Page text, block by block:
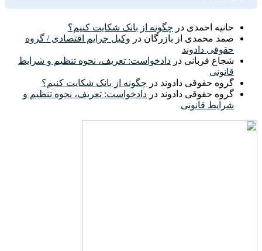
حانیه احمدی در چگونه از بانک شکایت کنیم؟
صمد محمدی از بازرگان در وکیل جرایم اقتصادی / گروه
حقوقی دادوند
شجاع قربانی در دادخواست: تعریف، نحوه تنظیم و شرایط
قانونی
گروه حقوقی دادوند در چگونه از بانک شکایت کنیم؟
گروه حقوقی دادوند در دادخواست: تعریف، نحوه تنظیم و
شرایط قانونی